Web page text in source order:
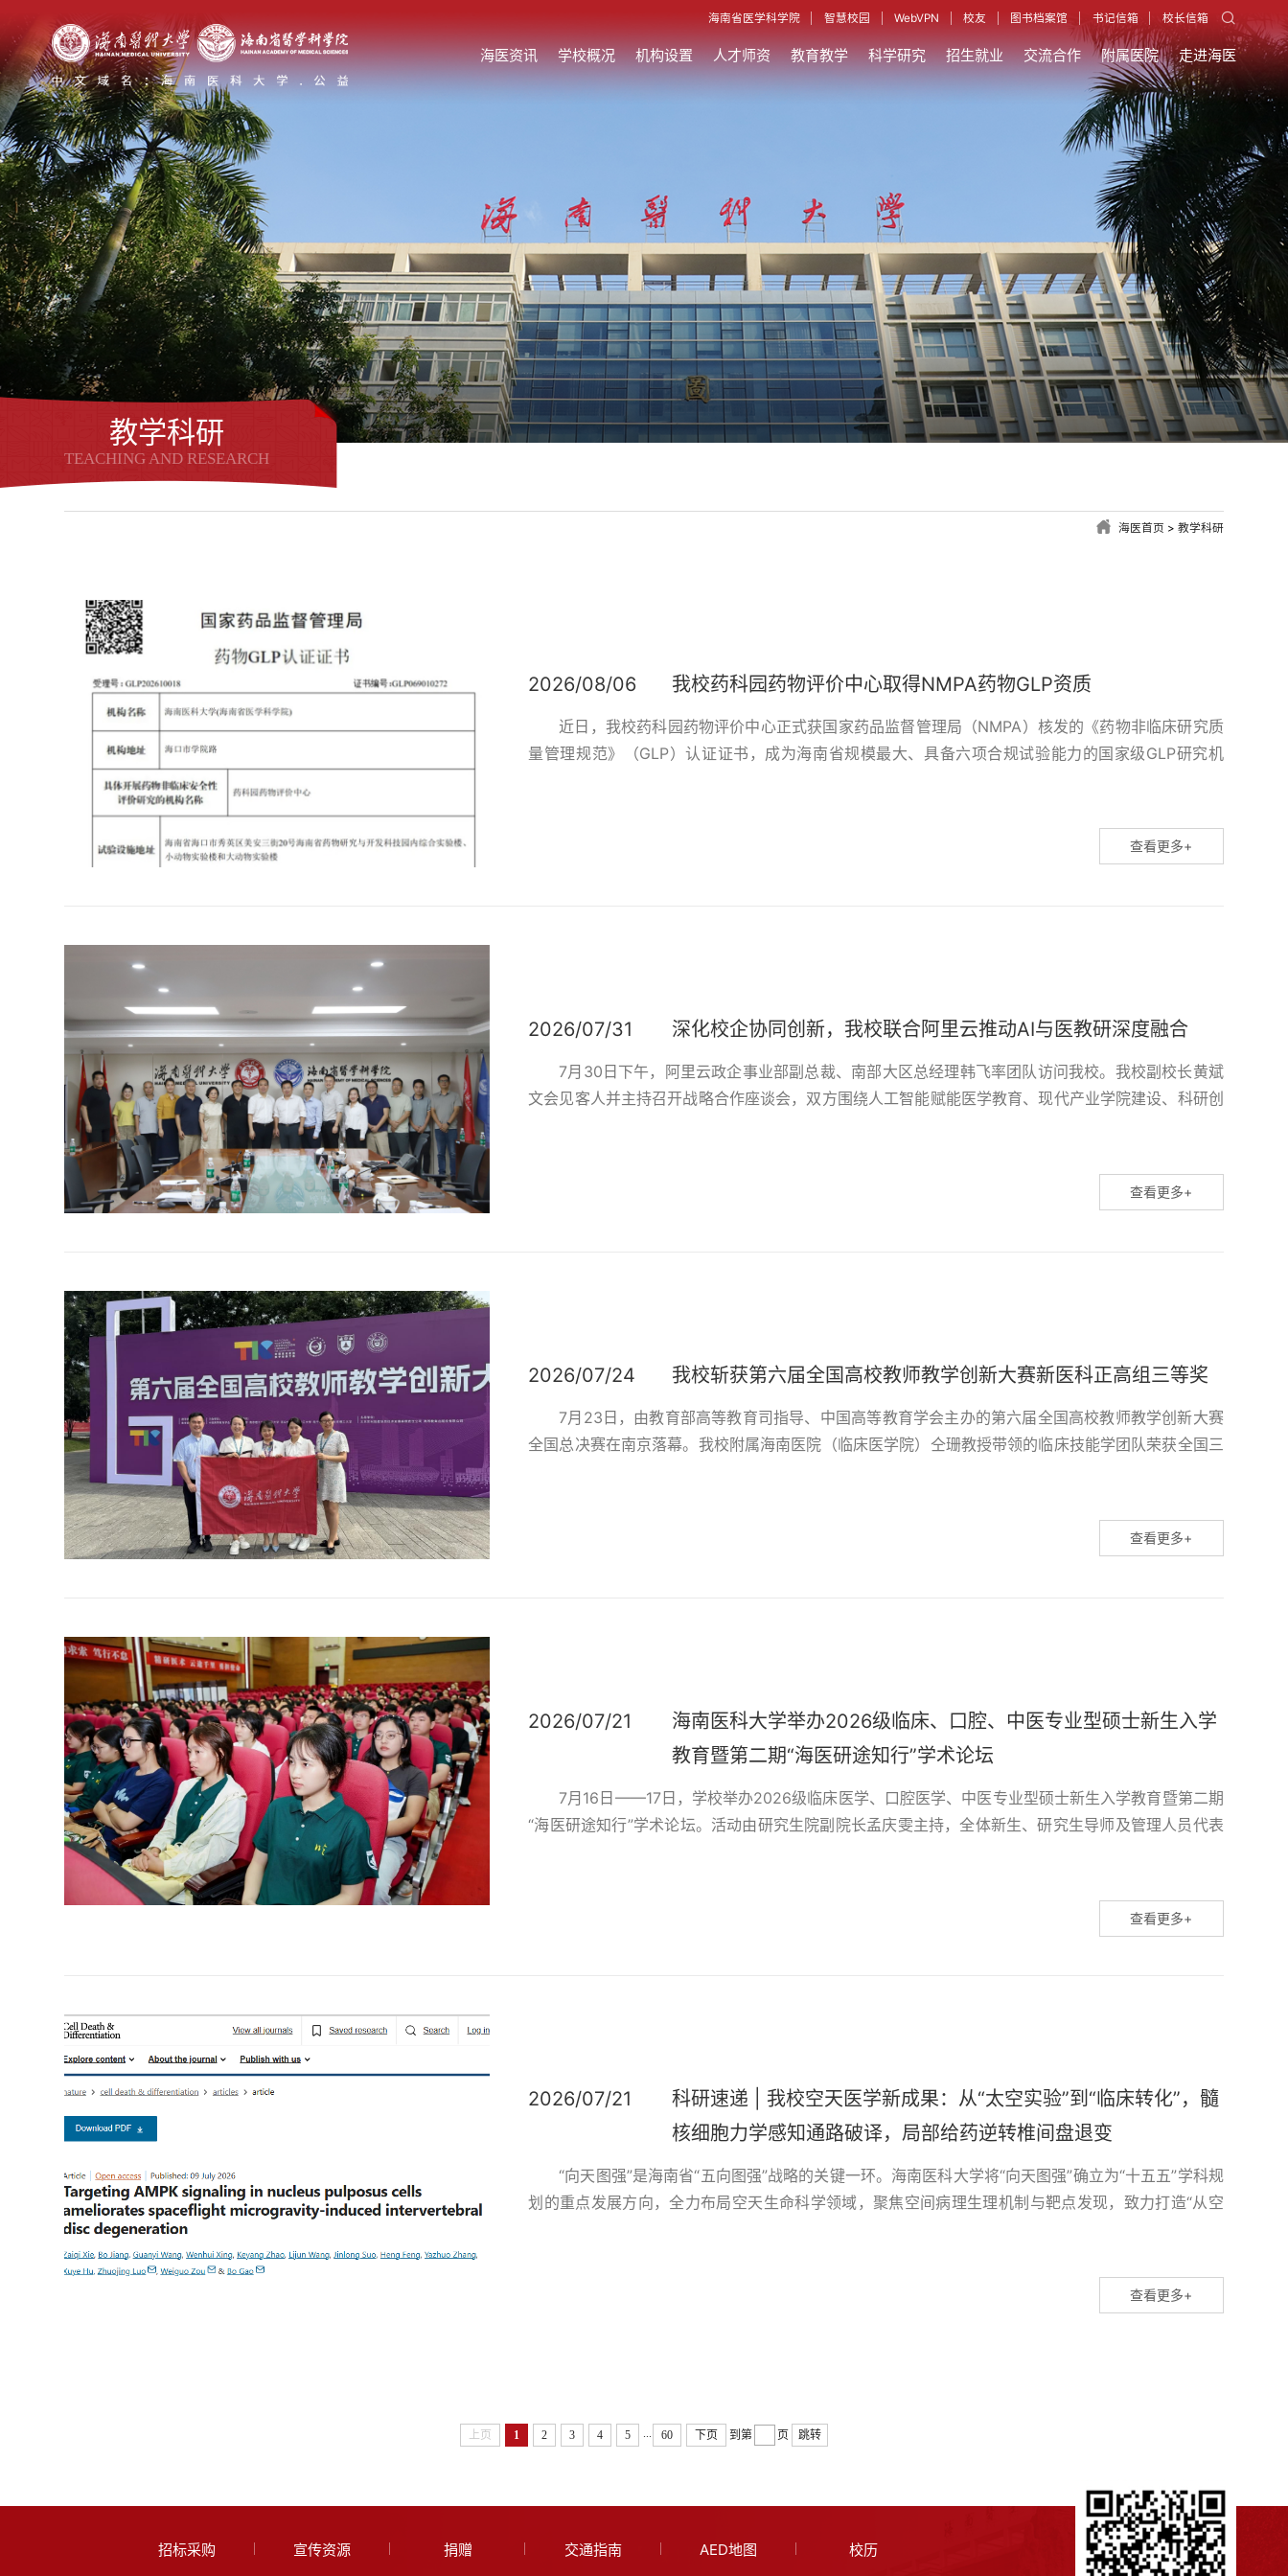
海南省医学科学院 智慧校园 WebVPN 校友 图书档案馆 书记信箱 校长信箱
海医资讯 学校概况 机构设置 人才师资 教育教学 科学研究 招生就业 交流合作 附属医院 走进海医
教学科研
TEACHING AND RESEARCH
海医首页 > 教学科研
2026/08/06 我校药科园药物评价中心取得NMPA药物GLP资质
近日，我校药科园药物评价中心正式获国家药品监督管理局（NMPA）核发的《药物非临床研究质
量管理规范》（GLP）认证证书，成为海南省规模最大、具备六项合规试验能力的国家级GLP研究机
查看更多+
2026/07/31 深化校企协同创新，我校联合阿里云推动AI与医教研深度融合
7月30日下午，阿里云政企事业部副总裁、南部大区总经理韩飞率团队访问我校。我校副校长黄斌
文会见客人并主持召开战略合作座谈会，双方围绕人工智能赋能医学教育、现代产业学院建设、科研创
算力到上层应用的完整技术体系，并分享了阿里云服务国内顶尖高校科研智算平台建设的实践经验。...
查看更多+
2026/07/24 我校斩获第六届全国高校教师教学创新大赛新医科正高组三等奖
7月23日，由教育部高等教育司指导、中国高等教育学会主办的第六届全国高校教师教学创新大赛
全国总决赛在南京落幕。我校附属海南医院（临床医学院）仝珊教授带领的临床技能学团队荣获全国三
查看更多+
2026/07/21
海南医科大学举办2026级临床、口腔、中医专业型硕士新生入学
教育暨第二期“海医研途知行”学术论坛
7月16日——17日，学校举办2026级临床医学、口腔医学、中医专业型硕士新生入学教育暨第二期
“海医研途知行”学术论坛。活动由研究生院副院长孟庆雯主持，全体新生、研究生导师及管理人员代表
查看更多+
2026/07/21
科研速递 | ​我校空天医学新成果：从“太空实验”到“临床转化”，髓
核细胞力学感知通路破译，局部给药逆转椎间盘退变
“向天图强”是海南省“五向图强”战略的关键一环。海南医科大学将“向天图强”确立为“十五五”学科规
划的重点发展方向，全力布局空天生命科学领域，聚焦空间病理生理机制与靶点发现，致力打造“从空
查看更多+
上页 1 2 3 4 5 ... 60 下页 到第 页 跳转
招标采购 宣传资源 捐赠 交通指南 AED地图 校历